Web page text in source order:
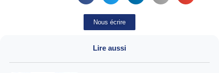
Nous écrire
Lire aussi